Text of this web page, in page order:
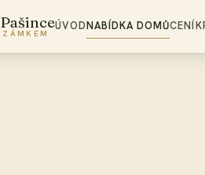
ÚVODNABÍDKA DOMŮCENÍK